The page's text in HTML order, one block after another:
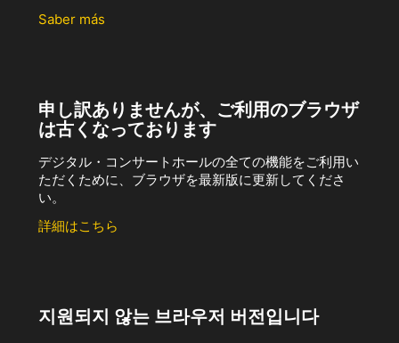
Saber más
申し訳ありませんが、ご利用のブラウザ
は古くなっております
デジタル・コンサートホールの全ての機能をご利用い
ただくために、ブラウザを最新版に更新してくださ
い。
詳細はこちら
지원되지 않는 브라우저 버전입니다